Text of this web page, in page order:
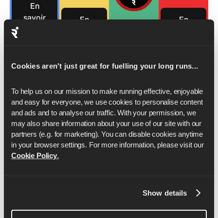
Cookies aren't just great for fuelling your long runs...
To help us on our mission to make running effective, enjoyable
and easy for everyone, we use cookies to personalise content
and ads and to analyse our traffic. With your permission, we
may also share information about your use of our site with our
partners (e.g. for marketing). You can disable cookies anytime
in your browser settings. For more information, please visit our
Cookie Policy.
Show details
En
savoir
En
En